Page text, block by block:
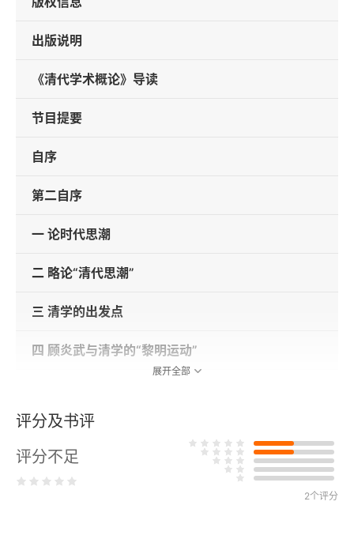
出版说明
《清代学术概论》导读
节目提要
自序
第二自序
一 论时代思潮
二 略论“清代思潮”
三 清学的出发点
四 顾炎武与清学的“黎明运动”
六 黄宗羲和王夫之
七 颜元
展开全部
评分及书评
评分不足
2个评分